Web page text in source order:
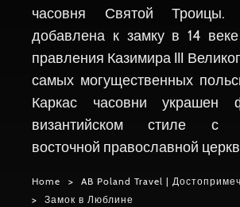
часовня Святой
добавлена к замку в 14
правления Казимира III
самых могущественных
Каркас часовни украшен
византийском стиле с
восточной православной
Home
AB Poland Travel |
Замок в Люблине